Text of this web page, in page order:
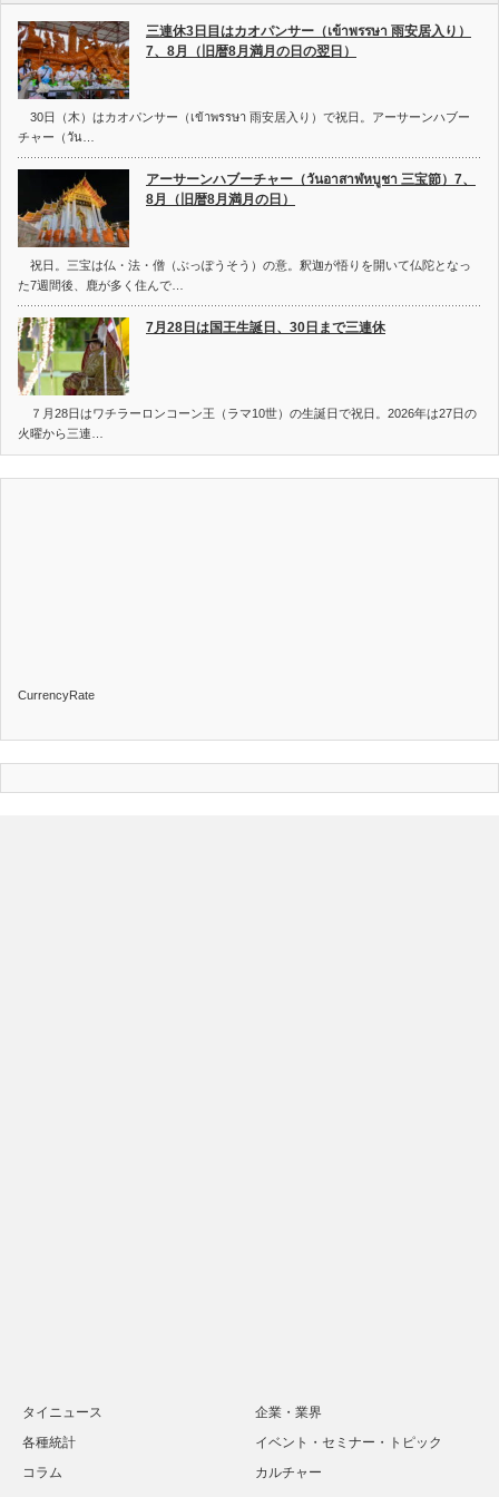
三連休3日目はカオパンサー（เข้าพรรษา 雨安居入り）
7、8月（旧暦8月満月の日の翌日）
30日（木）はカオパンサー（เข้าพรรษา 雨安居入り）で祝日。アーサーンハブー
チャー（วัน…
アーサーンハブーチャー（วันอาสาฬหบูชา 三宝節）7、
8月（旧暦8月満月の日）
祝日。三宝は仏・法・僧（ぶっぽうそう）の意。釈迦が悟りを開いて仏陀となっ
た7週間後、鹿が多く住んで…
7月28日は国王生誕日、30日まで三連休
７月28日はワチラーロンコーン王（ラマ10世）の生誕日で祝日。2026年は27日の
火曜から三連…
CurrencyRate
タイニュース
企業・業界
各種統計
イベント・セミナー・トピック
コラム
カルチャー